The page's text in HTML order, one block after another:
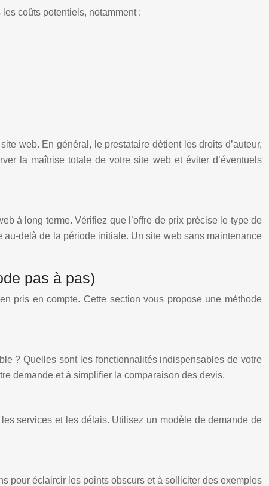
coûts potentiels, notamment :
web. En général, le prestataire détient les droits d’auteur,
la maîtrise totale de votre site web et éviter d’éventuels
à long terme. Vérifiez que l’offre de prix précise le type de
delà de la période initiale. Un site web sans maintenance
pas à pas)
pris en compte. Cette section vous propose une méthode
? Quelles sont les fonctionnalités indispensables de votre
demande et à simplifier la comparaison des devis.
services et les délais. Utilisez un modèle de demande de
pour éclaircir les points obscurs et à solliciter des exemples